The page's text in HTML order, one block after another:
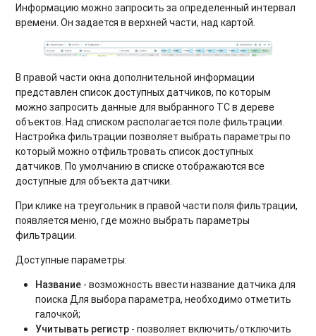
Информацию можно запросить за определенный интервал
времени. Он задается в верхней части, над картой.
В правой части окна дополнительной информации
представлен список доступных датчиков, по которым
можно запросить данные для выбранного ТС в дереве
объектов. Над списком располагается поле фильтрации.
Настройка фильтрации позволяет выбрать параметры по
который можно отфильтровать список доступных
датчиков. По умолчанию в списке отображаются все
доступные для объекта датчики.
При клике на треугольник в правой части поля фильтрации,
появляется меню, где можно выбрать параметры
фильтрации.
Доступные параметры:
Название - возможность ввести название датчика для
поиска Для выбора параметра, необходимо отметить
галочкой;
Учитывать регистр - позволяет включить/отключить